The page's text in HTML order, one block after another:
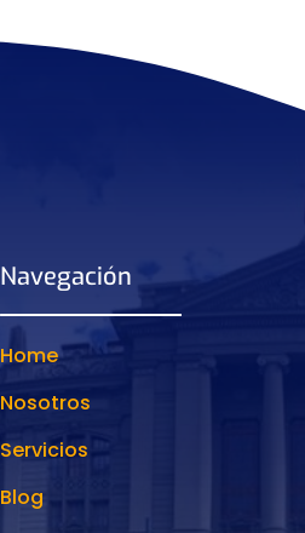
Navegación
Home
Nosotros
Servicios
Blog